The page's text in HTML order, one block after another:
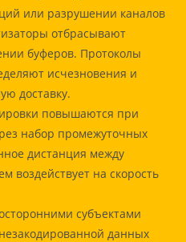
или разрушении каналов
отбрасывают
буферов. Протоколы
исчезновения и
доставку.
повышаются при
набор промежуточных
дистанция между
воздействует на скорость
субъектами
данных